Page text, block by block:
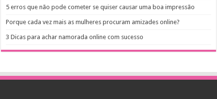
5 erros que não pode cometer se quiser causar uma boa impressão
Porque cada vez mais as mulheres procuram amizades online?
3 Dicas para achar namorada online com sucesso